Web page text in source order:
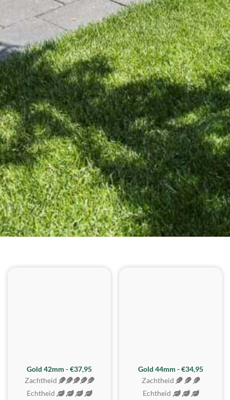
ZACHTSTE
Gold 42mm - €37,95
Zachtheid
Echtheid
Gold 44mm - €34,95
Zachtheid
Echtheid